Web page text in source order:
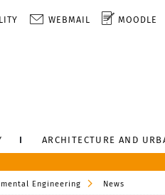
WEBMAIL MOODLE
ARCHITECTURE AND
Engineering News